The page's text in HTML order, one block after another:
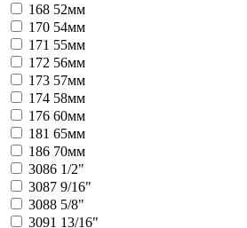
168 52мм
170 54мм
171 55мм
172 56мм
173 57мм
174 58мм
176 60мм
181 65мм
186 70мм
3086 1/2"
3087 9/16"
3088 5/8"
3091 13/16"